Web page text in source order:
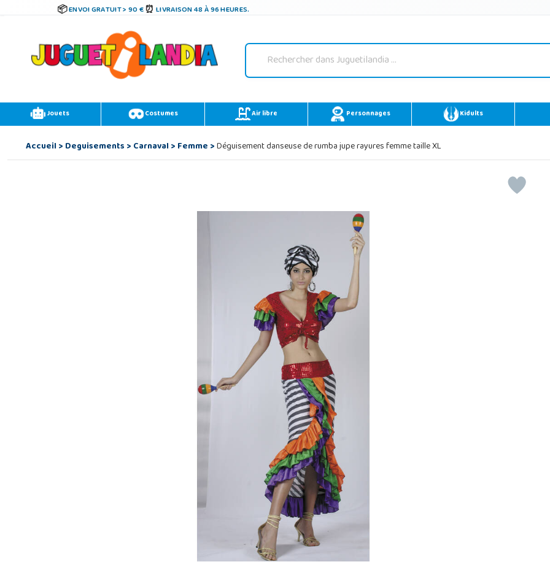
ENVOI GRATUIT > 90 € LIVRAISON 48 À 96 HEURES.
Jouets Costumes Air libre Personnages Kidults
Accueil>Deguisements>Carnaval>Femme>Déguisement danseuse de rumba jupe rayures femme taille XL